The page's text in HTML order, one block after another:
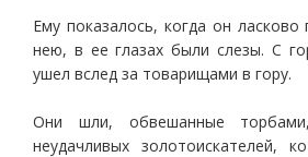
Ему показалось, когда он
нею, в ее глазах были слезы. С
ушел вслед за товарищами в гору.
Они шли, обвешанные
неудачливых золотоискателей,